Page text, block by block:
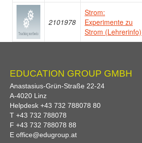
2101978
Strom:
Experimente zu
Strom (Lehrerinfo)
EDUCATION GROUP GMBH
Anastasius-Grün-Straße 22-24
A-4020 Linz
Helpdesk +43 732 788078 80
T +43 732 788078
F +43 732 788078 88
E office@edugroup.at